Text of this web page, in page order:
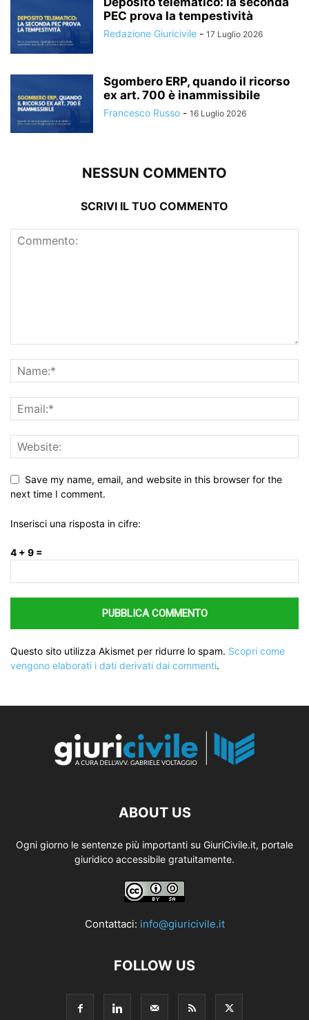
PEC prova la tempestività
Redazione Giuricivile - 17 Luglio 2026
Sgombero ERP, quando il ricorso
ex art. 700 è inammissibile
Francesco Russo - 16 Luglio 2026
NESSUN COMMENTO
SCRIVI IL TUO COMMENTO
Save my name, email, and website in this browser for the
next time I comment.
Inserisci una risposta in cifre:
4 + 9 =
Questo sito utilizza Akismet per ridurre lo spam. Scopri come
vengono elaborati i dati derivati dai commenti.
ABOUT US
Ogni giorno le sentenze più importanti su GiuriCivile.it, portale
giuridico accessibile gratuitamente.
Contattaci: info@giuricivile.it
FOLLOW US